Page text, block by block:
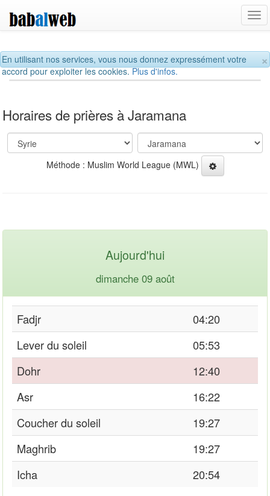
×
En utilisant nos services, vous nous donnez expressément votre
accord pour exploiter les cookies.Plus d'infos.
Horaires de prières à Jaramana
Méthode : Muslim World League (MWL)
Aujourd'hui
dimanche 09 août
Fadjr
04:20
Lever du soleil
05:53
Dohr
12:40
Asr
16:22
Coucher du soleil
19:27
Maghrib
19:27
Icha
20:54